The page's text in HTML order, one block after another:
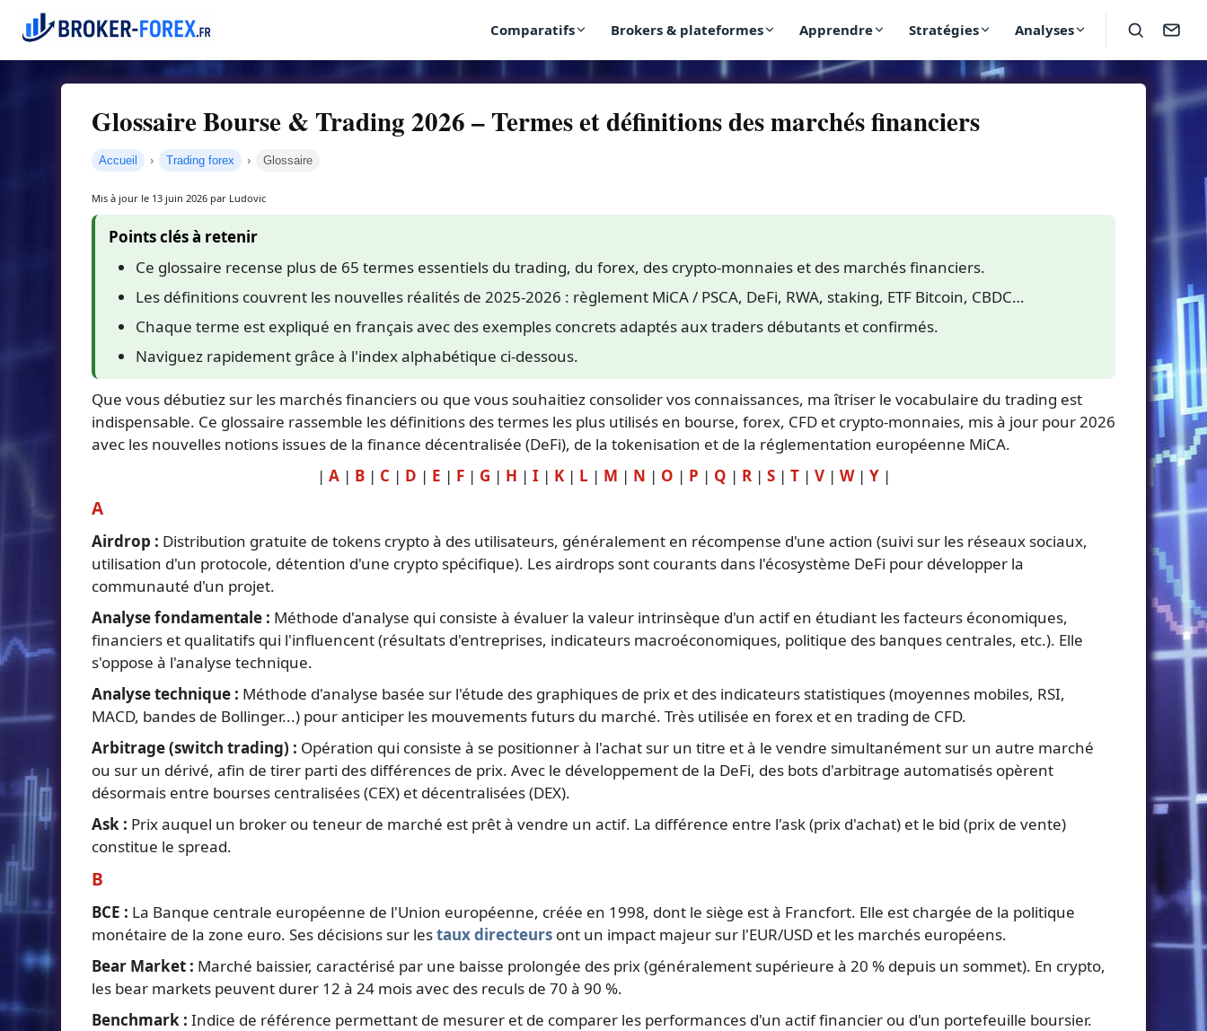
Comparatifs Brokers & plateformes Apprendre Stratégies Analyses
Glossaire Bourse & Trading 2026 – Termes et définitions des marchés financiers
Accueil Trading forex Glossaire
Mis à jour le 13 juin 2026 par Ludovic
Points clés à retenir
Ce glossaire recense plus de 65 termes essentiels du trading, du forex, des crypto-monnaies et des marchés financiers.
Les définitions couvrent les nouvelles réalités de 2025-2026 : règlement MiCA / PSCA, DeFi, RWA, staking, ETF Bitcoin, CBDC…
Chaque terme est expliqué en français avec des exemples concrets adaptés aux traders débutants et confirmés.
Naviguez rapidement grâce à l'index alphabétique ci-dessous.
Que vous débutiez sur les marchés financiers ou que vous souhaitiez consolider vos connaissances, ma îtriser le vocabulaire du trading est
indispensable. Ce glossaire rassemble les définitions des termes les plus utilisés en bourse, forex, CFD et crypto-monnaies, mis à jour pour 2026
avec les nouvelles notions issues de la finance décentralisée (DeFi), de la tokenisation et de la réglementation européenne MiCA.
| A| B| C | D | E | F| G | H | I | K| L | M | N | O | P | Q | R| S| T| V| W| Y|
A
Airdrop : Distribution gratuite de tokens crypto à des utilisateurs, généralement en récompense d'une action (suivi sur les réseaux sociaux,
utilisation d'un protocole, détention d'une crypto spécifique). Les airdrops sont courants dans l'écosystème DeFi pour développer la
communauté d'un projet.
Analyse fondamentale : Méthode d'analyse qui consiste à évaluer la valeur intrinsèque d'un actif en étudiant les facteurs économiques,
financiers et qualitatifs qui l'influencent (résultats d'entreprises, indicateurs macroéconomiques, politique des banques centrales, etc.). Elle
s'oppose à l'analyse technique.
Analyse technique : Méthode d'analyse basée sur l'étude des graphiques de prix et des indicateurs statistiques (moyennes mobiles, RSI,
MACD, bandes de Bollinger...) pour anticiper les mouvements futurs du marché. Très utilisée en forex et en trading de CFD.
Arbitrage (switch trading) : Opération qui consiste à se positionner à l'achat sur un titre et à le vendre simultanément sur un autre marché
ou sur un dérivé, afin de tirer parti des différences de prix. Avec le développement de la DeFi, des bots d'arbitrage automatisés opèrent
désormais entre bourses centralisées (CEX) et décentralisées (DEX).
Ask : Prix auquel un broker ou teneur de marché est prêt à vendre un actif. La différence entre l'ask (prix d'achat) et le bid (prix de vente)
constitue le spread.
B
BCE : La Banque centrale européenne de l'Union européenne, créée en 1998, dont le siège est à Francfort. Elle est chargée de la politique
monétaire de la zone euro. Ses décisions sur lestaux directeurs ont un impact majeur sur l'EUR/USD et les marchés européens.
Bear Market : Marché baissier, caractérisé par une baisse prolongée des prix (généralement supérieure à 20 % depuis un sommet). En crypto,
les bear markets peuvent durer 12 à 24 mois avec des reculs de 70 à 90 %.
Benchmark : Indice de référence permettant de mesurer et de comparer les performances d'un actif financier ou d'un portefeuille boursier.